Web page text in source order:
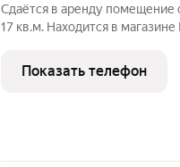
Сдаётся в аренду помещение
17 кв.м. Находится в
или напишите сообщение в
Показать телефон